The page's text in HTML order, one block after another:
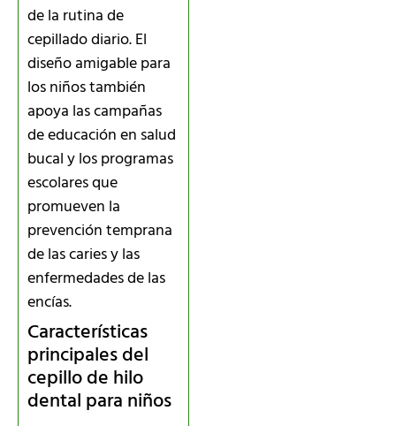
de la rutina de
cepillado diario. El
diseño amigable para
los niños también
apoya las campañas
de educación en salud
bucal y los programas
escolares que
promueven la
prevención temprana
de las caries y las
enfermedades de las
encías.
Características
principales del
cepillo de hilo
dental para niños